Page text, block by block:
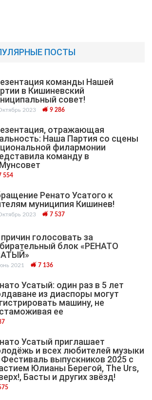
ПОСТЫ
команды Нашей
в Кишиневский
cовет!
2023 9 286
отражающая
Наша Партия со сцены
филармонии
команду в
554
Ренато Усатого к
муниципия Кишинев!
2023 7 537
голосовать за
блок «РЕНАТО
2021 7 136
Усатый: один раз в 5 лет
из диаспоры могут
машину, не
ее
Усатый приглашает
и всех любителей музыки
Фестиваль выпускников 2025 с
Юлианы Берегой, The Urs,
Басты и других звёзд!